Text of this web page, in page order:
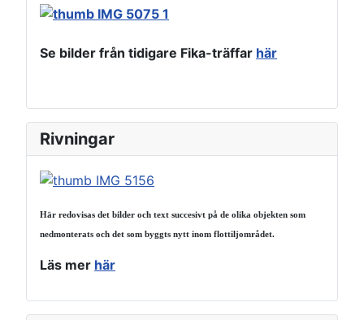
Se bilder från tidigare Fika-träffar här
Rivningar
Här redovisas det bilder och text succesivt på de olika objekten som
nedmonterats och det som byggts nytt inom flottiljområdet.
Läs mer här